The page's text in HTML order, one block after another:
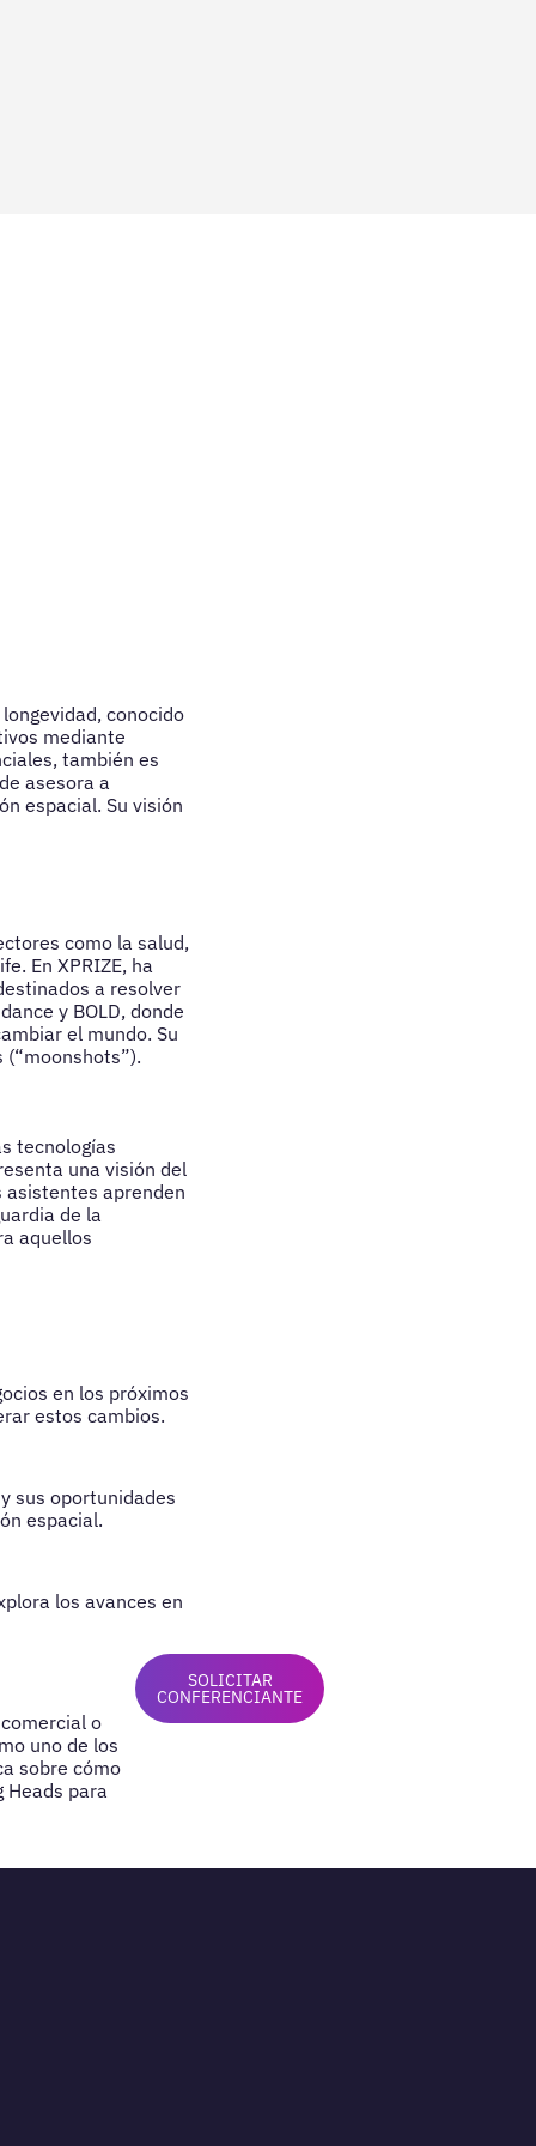
conocido
mediante
también es
asesora a
espacial. Su visión
como la salud,
En XPRIZE, ha
a resolver
y BOLD, donde
el mundo. Su
tecnologías
una visión del
asistentes aprenden
de la
aquellos
en los próximos
estos cambios.
sus oportunidades
espacial.
los avances en
o
uno de los
sobre cómo
Heads para
SOLICITAR
CONFERENCIANTE